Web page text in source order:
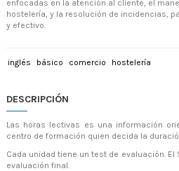
enfocadas en la atención al cliente, el
hostelería, y la resolución de incidencias,
y efectivo.
inglés básico comercio hostelería
DESCRIPCIÓN
Las horas lectivas es una información
centro de formación quien decida la
Cada unidad tiene un test de evaluación.
evaluación final.